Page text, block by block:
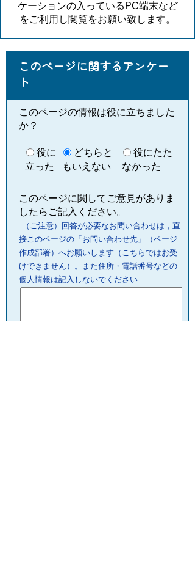
ケーションの入っているPC端末など
をご利用し閲覧をお願い致します。
このページに関するアンケー
ト
このページの情報は役に立ちました
か？
役に
立った
どちらと
もいえない
役にたた
なかった
このページに関してご意見がありま
したらご記入ください。
（ご注意）回答が必要なお問い合わせは，直
接このページの「お問い合わせ先」（ページ
作成部署）へお願いします（こちらではお受
けできません）。また住所・電話番号などの
個人情報は記入しないでください